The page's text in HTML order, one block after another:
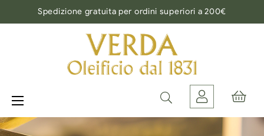
Spedizione gratuita per ordini superiori a 200€
navigazione
Toggle
☰